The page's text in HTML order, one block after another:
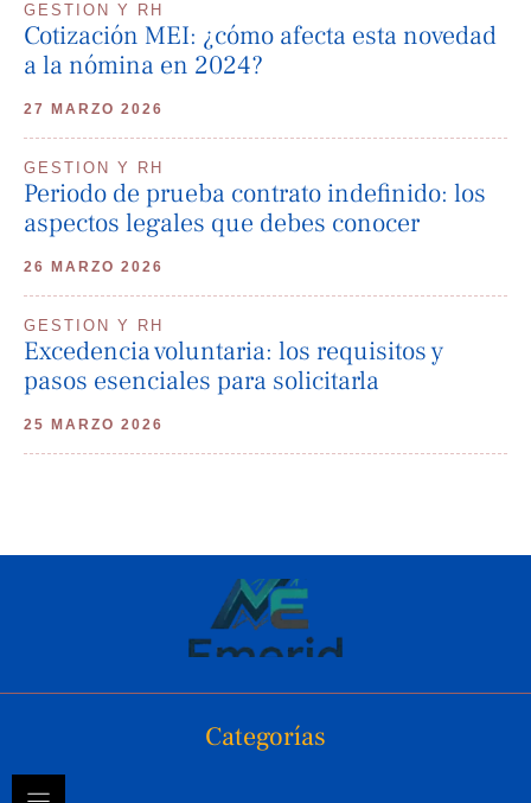
GESTION Y RH
Cotización MEI: ¿cómo afecta esta novedad
a la nómina en 2024?
27 MARZO 2026
GESTION Y RH
Periodo de prueba contrato indefinido: los
aspectos legales que debes conocer
26 MARZO 2026
GESTION Y RH
Excedencia voluntaria: los requisitos y
pasos esenciales para solicitarla
25 MARZO 2026
Categorías